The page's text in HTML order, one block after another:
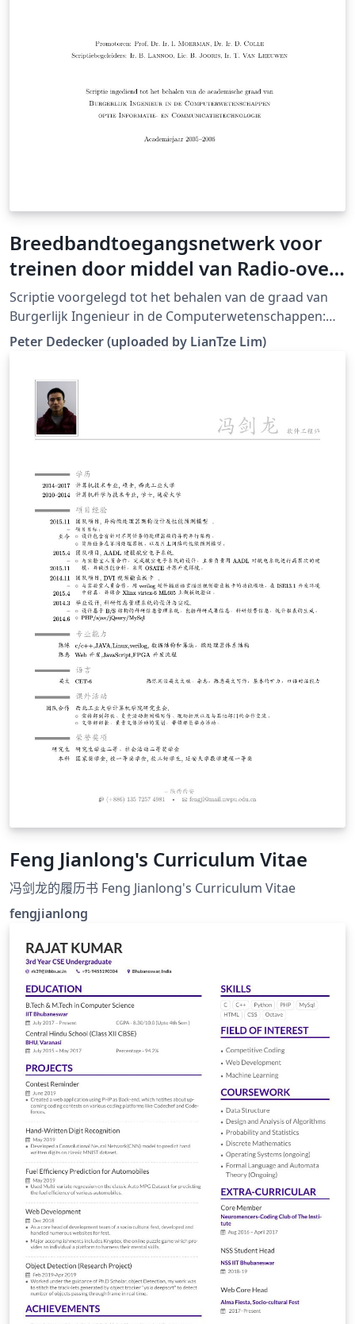
Breedbandtoegangsnetwerk voor
treinen door middel van Radio-over-
Fiber
Scriptie voorgelegd tot het behalen van de graad van
Burgerlijk Ingenieur in de Computerwetenschappen:
Informatie- en Communicatietechnologie, juni 2006
(Downloaded from LaTeX templates en logo's)
Peter Dedecker (uploaded by LianTze Lim)
Feng Jianlong's Curriculum Vitae
冯剑龙的履历书 Feng Jianlong's Curriculum Vitae
fengjianlong